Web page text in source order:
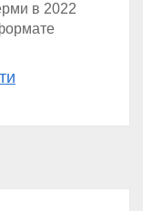
в 2022